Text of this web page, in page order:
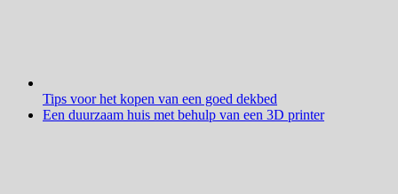
Tips voor het kopen van een goed dekbed
Een duurzaam huis met behulp van een 3D printer